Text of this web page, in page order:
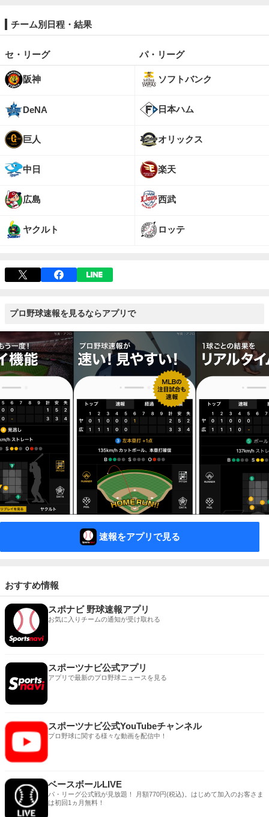
チーム別日程・結果
セ・リーグ
阪神
DeNA
巨人
中日
広島
ヤクルト
パ・リーグ
ソフトバンク
日本ハム
オリックス
楽天
西武
ロッテ
プロ野球速報を見るならアプリで
速報をアプリで見る
おすすめ情報
スポナビ 野球速報アプリ
お気に入りチームの通知が受け取れる
スポーツナビ公式アプリ
アプリで最新のプロ野球ニュースを見る
スポーツナビ公式YouTubeチャンネル
プロ野球に関する様々な動画を配信中！
ベースボールLIVE
パ・リーグ公式戦が見放題！ 月額770円(税込)。はじめて加入のお客さま
は初回1ヵ月無料！